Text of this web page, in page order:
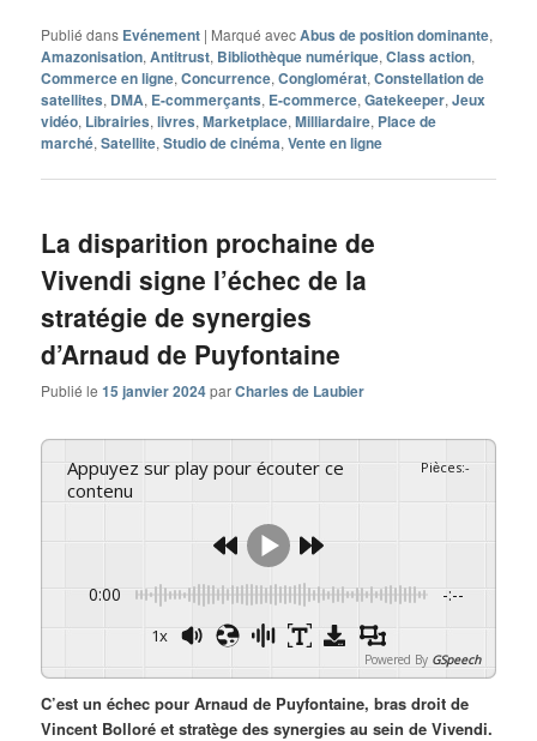
Publié dans Evénement | Marqué avecAbus de position dominante,
Amazonisation,Antitrust, Bibliothèque numérique,Class action,
Commerce en ligne,Concurrence,Conglomérat,Constellation de
satellites, DMA, E-commerçants, E-commerce,Gatekeeper,Jeux
vidéo, Librairies,livres,Marketplace,Milliardaire, Place de
marché,Satellite,Studio de cinéma,Vente en ligne
La disparition prochaine de
Vivendi signe l’échec de la
stratégie de synergies
d’Arnaud de Puyfontaine
Publié le15 janvier 2024parCharles de Laubier
Appuyez sur play pour écouter ce
contenu
Pièces:-
0:00 -:--
1x
Powered By GSpeech
C’est un échec pour Arnaud de Puyfontaine, bras droit de
Vincent Bolloré et stratège des synergies au sein de Vivendi.